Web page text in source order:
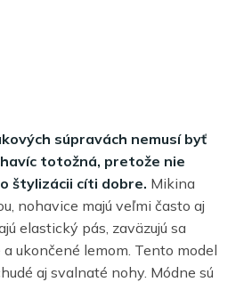
súpravách nemusí byť
totožná, pretože nie
štylizácii cíti dobre. Mikina
nohavice majú veľmi často aj
elastický pás, zaväzujú sa
a ukončené lemom. Tento model
aj svalnaté nohy. Módne sú